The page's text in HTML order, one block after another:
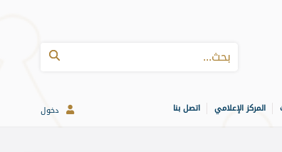
المركز الإعلامي اتصل بنا دخول